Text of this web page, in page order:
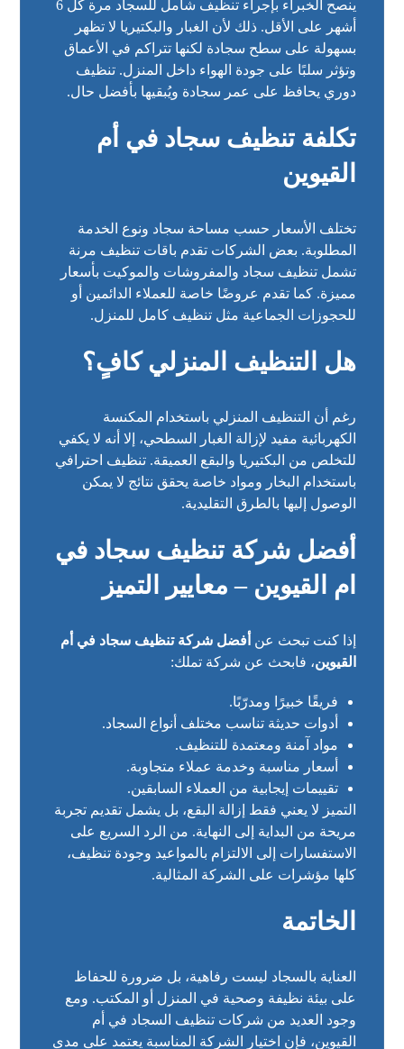
ينصح الخبراء بإجراء تنظيف شامل للسجاد مرة كل 6
أشهر على الأقل. ذلك لأن الغبار والبكتيريا لا تظهر
بسهولة على سطح سجادة لكنها تتراكم في الأعماق
وتؤثر سلبًا على جودة الهواء داخل المنزل. تنظيف
دوري يحافظ على عمر سجادة ويُبقيها بأفضل حال.
تكلفة تنظيف سجاد في أم
القيوين
تختلف الأسعار حسب مساحة سجاد ونوع الخدمة
المطلوبة. بعض الشركات تقدم باقات تنظيف مرنة
تشمل تنظيف سجاد والمفروشات والموكيت بأسعار
مميزة. كما تقدم عروضًا خاصة للعملاء الدائمين أو
للحجوزات الجماعية مثل تنظيف كامل للمنزل.
هل التنظيف المنزلي كافٍ؟
رغم أن التنظيف المنزلي باستخدام المكنسة
الكهربائية مفيد لإزالة الغبار السطحي، إلا أنه لا يكفي
للتخلص من البكتيريا والبقع العميقة. تنظيف احترافي
باستخدام البخار ومواد خاصة يحقق نتائج لا يمكن
الوصول إليها بالطرق التقليدية.
أفضل شركة تنظيف سجاد في
ام القيوين – معايير التميز
إذا كنت تبحث عن أفضل شركة تنظيف سجاد في أم
القيوين، فابحث عن شركة تملك:
فريقًا خبيرًا ومدرّبًا.
أدوات حديثة تناسب مختلف أنواع السجاد.
مواد آمنة ومعتمدة للتنظيف.
أسعار مناسبة وخدمة عملاء متجاوبة.
تقييمات إيجابية من العملاء السابقين.
التميز لا يعني فقط إزالة البقع، بل يشمل تقديم تجربة
مريحة من البداية إلى النهاية. من الرد السريع على
الاستفسارات إلى الالتزام بالمواعيد وجودة تنظيف،
كلها مؤشرات على الشركة المثالية.
الخاتمة
العناية بالسجاد ليست رفاهية، بل ضرورة للحفاظ
على بيئة نظيفة وصحية في المنزل أو المكتب. ومع
وجود العديد من شركات تنظيف السجاد في أم
القيوين، فإن اختيار الشركة المناسبة يعتمد على مدى